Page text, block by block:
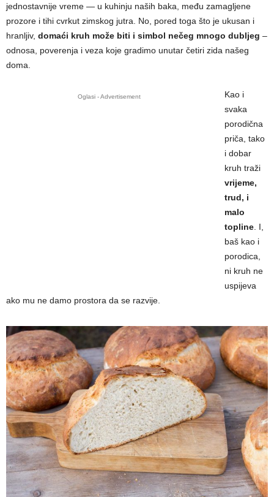
jednostavnije vreme — u kuhinju naših baka, među zamagljene
prozore i tihi cvrkut zimskog jutra. No, pored toga što je ukusan i
hranljiv, domaći kruh može biti i simbol nečeg mnogo dubljeg –
odnosa, poverenja i veza koje gradimo unutar četiri zida našeg
doma.
Oglasi - Advertisement
Kao i
svaka
porodična
priča, tako
i dobar
kruh traži
vrijeme,
trud, i
malo
topline. I,
baš kao i
porodica,
ni kruh ne
uspijeva
ako mu ne damo prostora da se razvije.